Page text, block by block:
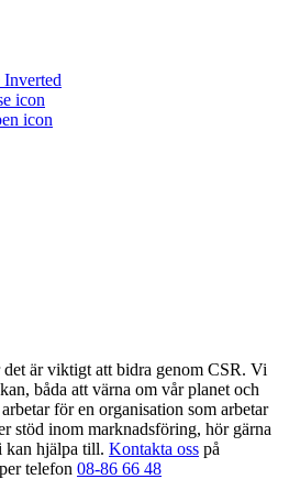
är viktigt att bidra genom CSR. Vi
båda att värna om vår planet och
för en organisation som arbetar
stöd inom marknadsföring, hör gärna
kan hjälpa till. Kontakta oss på
telefon 08-86 66 48